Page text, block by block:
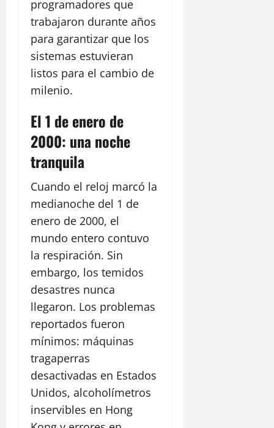
programadores que
trabajaron durante años
para garantizar que los
sistemas estuvieran
listos para el cambio de
milenio.
El 1 de enero de
2000: una noche
tranquila
Cuando el reloj marcó la
medianoche del 1 de
enero de 2000, el
mundo entero contuvo
la respiración. Sin
embargo, los temidos
desastres nunca
llegaron. Los problemas
reportados fueron
mínimos: máquinas
tragaperras
desactivadas en Estados
Unidos, alcoholímetros
inservibles en Hong